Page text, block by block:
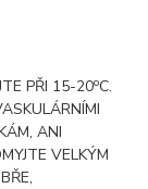
PŘI 15-20oC.
ANI
VELKÝM